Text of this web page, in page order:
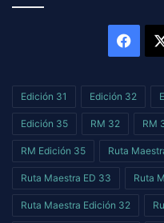
Edición 31 Edición 32
Edición 35 RM 32 RM
RM Edición 35 Ruta
Ruta Maestra ED 33 Ruta
Ruta Maestra Edición 32